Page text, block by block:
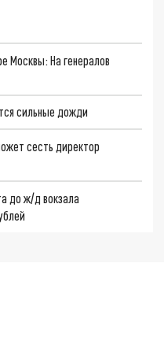
Москвы: На генералов
сильные дожди
сесть директор
до ж/д вокзала